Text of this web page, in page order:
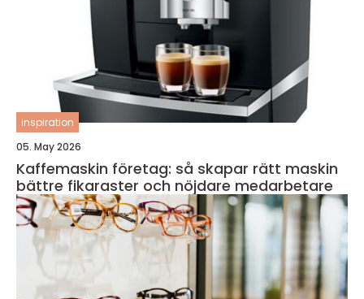
inspiration
05. May 2026
Kaffemaskin företag: så skapar rätt maskin
bättre fikaraster och nöjdare medarbetare